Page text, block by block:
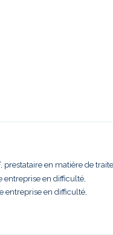
prestataire en matière de
entreprise en difficulté,
entreprise en difficulté,